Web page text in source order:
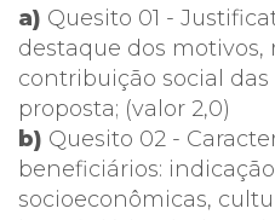
a) Quesito 01 -
destaque dos motivos,
contribuição social das
proposta; (valor 2,0)
b) Quesito 02 -
beneficiários:
socioeconômicas,